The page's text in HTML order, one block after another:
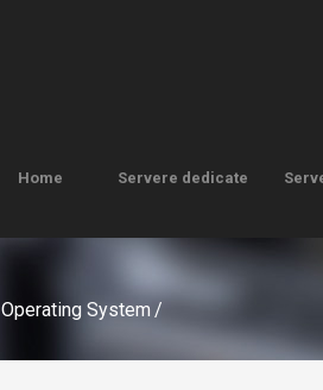
Home Servere dedicate
Operating System /